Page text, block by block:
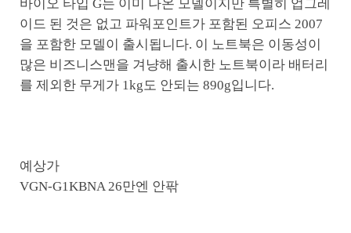
바이오 타입 G는 이미 나온 모델이지만 특별히 업그레
이드 된 것은 없고 파워포인트가 포함된 오피스 2007
을 포함한 모델이 출시됩니다. 이 노트북은 이동성이
많은 비즈니스맨을 겨냥해 출시한 노트북이라 배터리
를 제외한 무게가 1kg도 안되는 890g입니다.
예상가
VGN-G1KBNA 26만엔 안팎